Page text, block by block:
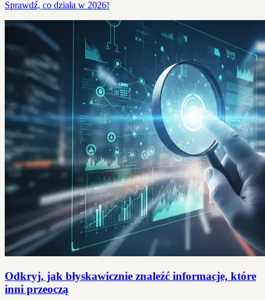
Sprawdź, co działa w 2026!
Odkryj, jak błyskawicznie znaleźć informacje, które
inni przeoczą